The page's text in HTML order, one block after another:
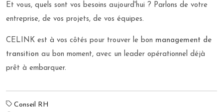
Et vous, quels sont vos besoins aujourd'hui ? Parlons de votre
entreprise, de vos projets, de vos équipes.
CELINK est à vos côtés pour trouver le bon management de
transition au bon moment, avec un leader opérationnel déjà
prêt à embarquer.
Conseil RH